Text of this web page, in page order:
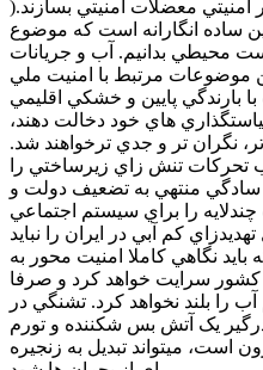
معضلات امنيتي بسازند.(
ساده انگارانه است که موضوع
محيطي بدانيم. آب و جريانات
موضوعات مرتبط با امنيت ملي
پايين و خشکي اقليمي
هاي خود دخالت دهند،
تر و جدي ترخواهند شد.
تحرکات تنش زاي زيرساختي را
سادگي منتهي به تضعيف دولت و
را براي سيستم اجتماعي
کم آبي در ايران را نبايد
نگاهي کاملا امنيت محور به
سرايت خواهد کرد و صرفا
بلند نخواهد کرد. تشنگي در
يک آتش بس شکننده و تورم
است، ميتواند تبديل به زنجيره